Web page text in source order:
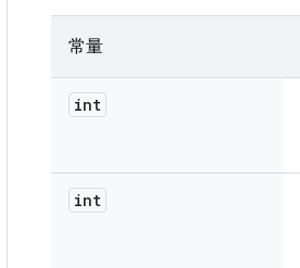
常量
int
int